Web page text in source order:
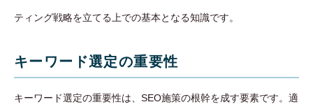
ティング戦略を立てる上での基本となる知識です。
キーワード選定の重要性
キーワード選定の重要性は、SEO施策の根幹を成す要素です。適